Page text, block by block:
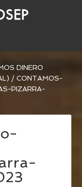
DINERO
/ CONTAMOS-
PIZARRA-